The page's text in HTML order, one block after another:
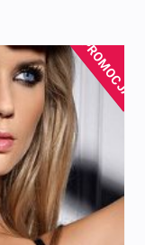
PROMOCJA!